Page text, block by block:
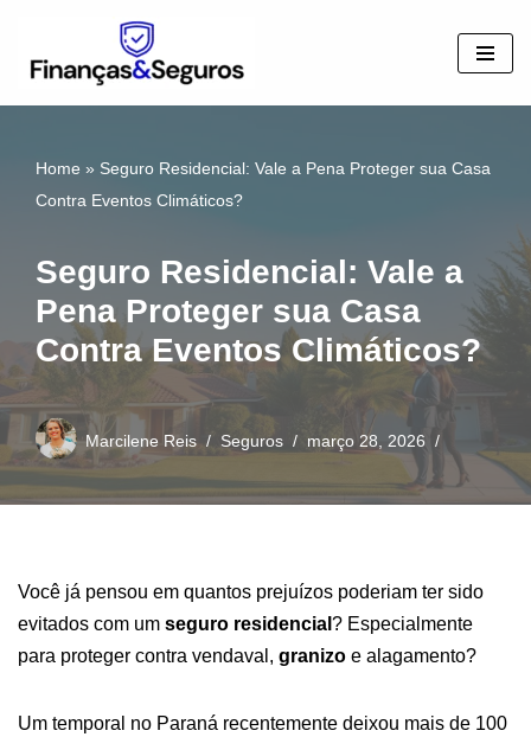
Pular
conteúdo
Home » Seguro Residencial: Vale a Pena Proteger sua Casa
Contra Eventos Climáticos?
Seguro Residencial: Vale a
Pena Proteger sua Casa
Contra Eventos Climáticos?
Marcilene Reis Seguros março 28, 2026
Você já pensou em quantos prejuízos poderiam ter sido
evitados com um seguro residencial ? Especialmente
para proteger contra vendaval, granizo e alagamento?
Um temporal no Paraná recentemente deixou mais de 100